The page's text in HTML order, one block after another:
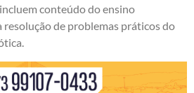
conteúdo do ensino
de problemas práticos do